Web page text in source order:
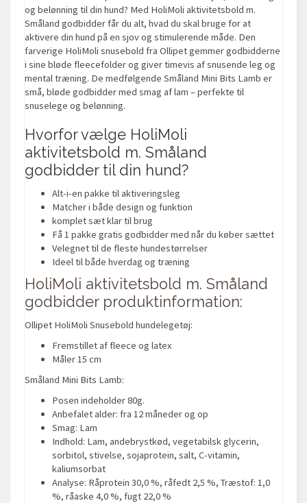
og belønning til din hund? Med HoliMoli aktivitetsbold m.
Småland godbidder får du alt, hvad du skal bruge for at
aktivere din hund på en sjov og stimulerende måde. Den
farverige HoliMoli snusebold fra Ollipet gemmer godbidderne
i sine bløde fleecefolder og giver timevis af snusende leg og
mental træning. De medfølgende Småland Mini Bits Lamb er
små, bløde godbidder med smag af lam – perfekte til
snuselege og belønning.
Hvorfor vælge HoliMoli
aktivitetsbold m. Småland
godbidder til din hund?
Alt-i-en pakke til aktiveringsleg
Matcher i både design og funktion
komplet sæt klar til brug
Få 1 pakke gratis godbidder med når du køber sættet
Velegnet til de fleste hundestørrelser
Ideel til både hverdag og træning
HoliMoli aktivitetsbold m. Småland
godbidder produktinformation:
Ollipet HoliMoli Snusebold hundelegetøj:
Fremstillet af fleece og latex
Måler 15 cm
Småland Mini Bits Lamb:
Posen indeholder 80g.
Anbefalet alder: fra 12 måneder og op
Smag: Lam
Indhold: Lam, andebrystkød, vegetabilsk glycerin,
sorbitol, stivelse, sojaprotein, salt, C-vitamin,
kaliumsorbat
Analyse: Råprotein 30,0 %, råfedt 2,5 %, Træstof: 1,0
%, råaske 4,0 %, fugt 22,0 %